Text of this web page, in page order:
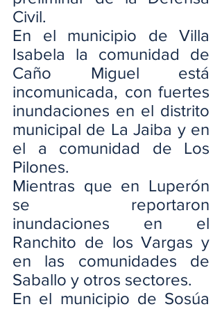
Civil.
En el municipio de Villa
Isabela la comunidad de
Caño Miguel está
incomunicada, con fuertes
inundaciones en el distrito
municipal de La Jaiba y en
el a comunidad de Los
Pilones.
Mientras que en Luperón
se reportaron
inundaciones en el
Ranchito de los Vargas y
en las comunidades de
Saballo y otros sectores.
En el municipio de Sosúa